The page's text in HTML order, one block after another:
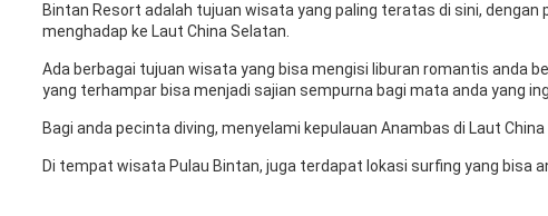
Bintan Resort adalah tujuan wisata yang paling teratas di sini,
menghadap ke Laut China Selatan.
Ada berbagai tujuan wisata yang bisa mengisi liburan romantis anda
yang terhampar bisa menjadi sajian sempurna bagi mata anda yang
Bagi anda pecinta diving, menyelami kepulauan Anambas di Laut
Di tempat wisata Pulau Bintan, juga terdapat lokasi surfing yang bisa